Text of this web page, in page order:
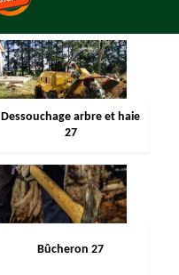
Dessouchage arbre et haie
27
Bûcheron 27